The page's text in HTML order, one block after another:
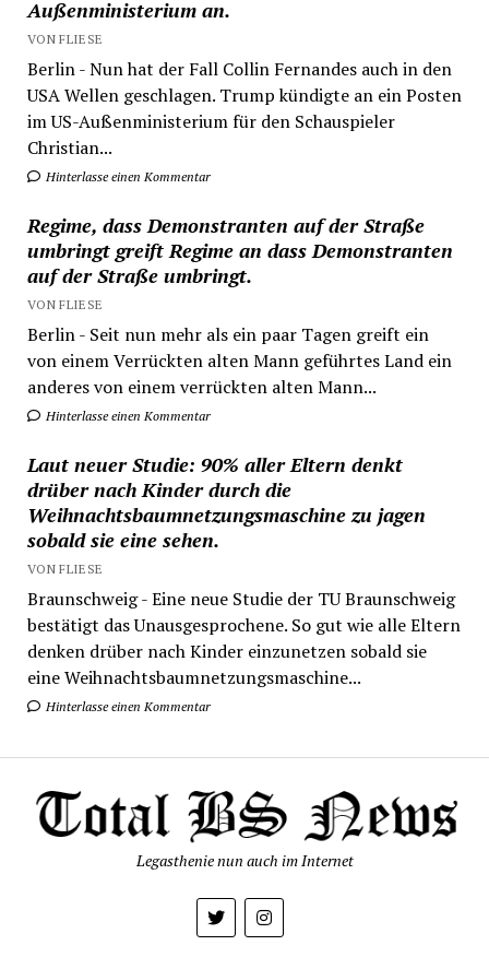
Außenministerium an.
VON FLIESE
Berlin - Nun hat der Fall Collin Fernandes auch in den
USA Wellen geschlagen. Trump kündigte an ein Posten
im US-Außenministerium für den Schauspieler
Christian...
Hinterlasse einen Kommentar
Regime, dass Demonstranten auf der Straße
umbringt greift Regime an dass Demonstranten
auf der Straße umbringt.
VON FLIESE
Berlin - Seit nun mehr als ein paar Tagen greift ein
von einem Verrückten alten Mann geführtes Land ein
anderes von einem verrückten alten Mann...
Hinterlasse einen Kommentar
Laut neuer Studie: 90% aller Eltern denkt
drüber nach Kinder durch die
Weihnachtsbaumnetzungsmaschine zu jagen
sobald sie eine sehen.
VON FLIESE
Braunschweig - Eine neue Studie der TU Braunschweig
bestätigt das Unausgesprochene. So gut wie alle Eltern
denken drüber nach Kinder einzunetzen sobald sie
eine Weihnachtsbaumnetzungsmaschine...
Hinterlasse einen Kommentar
Legasthenie nun auch im Internet